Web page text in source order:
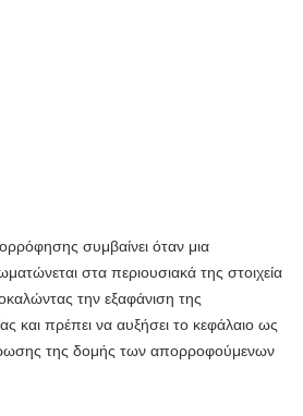
συμβαίνει όταν μια
στα περιουσιακά της στοιχεία
την εξαφάνιση της
και πρέπει να αυξήσει το κεφάλαιο ως
της δομής των απορροφούμενων